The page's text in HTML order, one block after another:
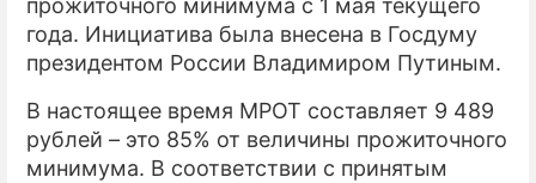
СОННИК
СТИЛЬ ЖИЗНИ
СЕРИАЛЫ
ИГРЫ
прожиточного минимума с 1 мая текущего
года. Инициатива была внесена в Госдуму
президентом России Владимиром Путиным.
В настоящее время МРОТ составляет 9 489
рублей – это 85% от величины прожиточного
минимума. В соответствии с принятым